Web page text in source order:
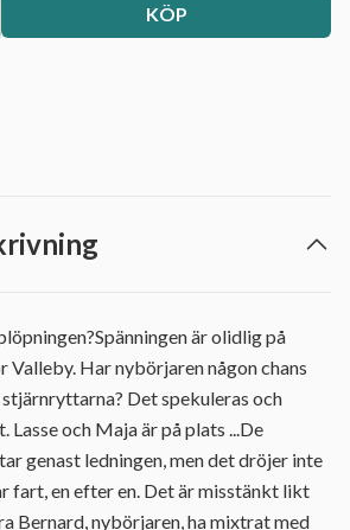
KÖP
är olidlig på
Valleby. Har nybörjaren någon chans
Det spekuleras och
Lasse och Maja är på plats ...De
genast ledningen, men det dröjer inte
fart, en efter en. Det är misstänkt likt
Bernard, nybörjaren, ha mixtrat med